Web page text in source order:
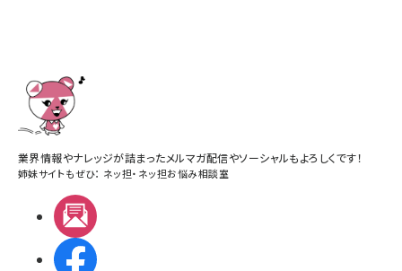
業界情報やナレッジが詰まったメルマガ配信やソーシャルもよろしくです！
姉妹サイトもぜひ： ネッ担・ ネッ担お悩み相談室